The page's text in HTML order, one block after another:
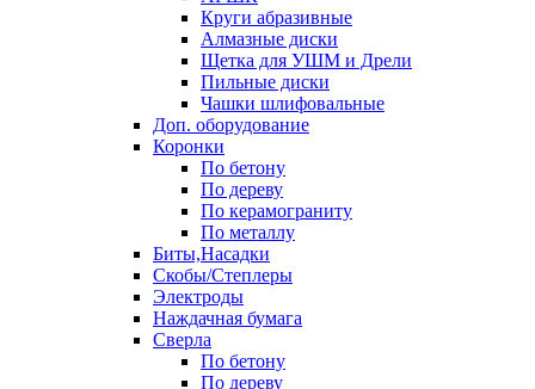
Круги абразивные
Алмазные диски
Щетка для УШМ и Дрели
Пильные диски
Чашки шлифовальные
Доп. оборудование
Коронки
По бетону
По дереву
По керамограниту
По металлу
Биты,Насадки
Скобы/Степлеры
Электроды
Наждачная бумага
Сверла
По бетону
По дереву